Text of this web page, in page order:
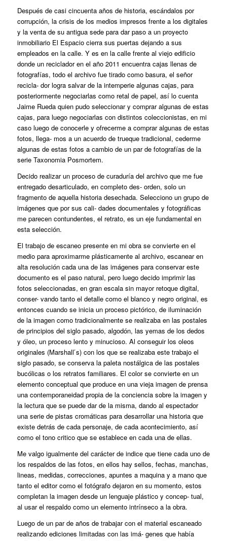
Después de casi cincuenta años de historia, escándalos por
corrupción, la crisis de los medios impresos frente a los digitales
y la venta de su antigua sede para dar paso a un proyecto
inmobiliario El Espacio cierra sus puertas dejando a sus
empleados en la calle. Y es en la calle frente al viejo edificio
donde un reciclador en el año 2011 encuentra cajas llenas de
fotografías, todo el archivo fue tirado como basura, el señor
recicla- dor logra salvar de la intemperie algunas cajas, para
posteriormente negociarlas como retal de papel, así lo cuenta
Jaime Rueda quien pudo seleccionar y comprar algunas de estas
cajas, para luego negociarlas con distintos coleccionistas, en mi
caso luego de conocerle y ofrecerme a comprar algunas de estas
fotos, llega- mos a un acuerdo de trueque tradicional, cederme
algunas de estas fotos a cambio de un par de fotografías de la
serie Taxonomia Posmortem.
Decido realizar un proceso de curaduría del archivo que me fue
entregado desarticulado, en completo des- orden, solo un
fragmento de aquella historia desechada. Selecciono un grupo de
imágenes que por sus cali- dades documentales y fotográficas
me parecen contundentes, el retrato, es un eje fundamental en
esta selección.
El trabajo de escaneo presente en mi obra se convierte en el
medio para aproximarme plásticamente al archivo, escanear en
alta resolución cada una de las imágenes para conservar este
documento es el paso natural, pero luego decido imprimir las
fotos seleccionadas, en gran escala sin mayor retoque digital,
conser- vando tanto el detalle como el blanco y negro original, es
entonces cuando se inicia un proceso pictórico, de iluminación
de la imagen como tradicionalmente se realizaba en las postales
de principios del siglo pasado, algodón, las yemas de los dedos
y óleo, un proceso lento y minucioso. Al conseguir los oleos
originales (Marshall ́s) con los que se realizaba este trabajo el
siglo pasado, se conserva la paleta nostálgica de las postales
bucólicas o los retratos familiares. El color se convierte en un
elemento conceptual que produce en una vieja imagen de prensa
una contemporaneidad propia de la conciencia sobre la imagen y
la lectura que se puede dar de la misma, dando al espectador
una serie de pistas cromáticas para desarrollar una historia que
existe detrás de cada personaje, de cada acontecimiento, así
como el tono critico que se establece en cada una de ellas.
Me valgo igualmente del carácter de indice que tiene cada uno de
los respaldos de las fotos, en ellos hay sellos, fechas, manchas,
lineas, medidas, correcciones, apuntes a maquina y a mano que
tanto el editor como el fotógrafo dejaron en su momento, estos
completan la imagen desde un lenguaje plástico y concep- tual,
al usar el respaldo como un elemento intrínseco a la obra.
Luego de un par de años de trabajar con el material escaneado
realizando ediciones limitadas con las imá- genes que había